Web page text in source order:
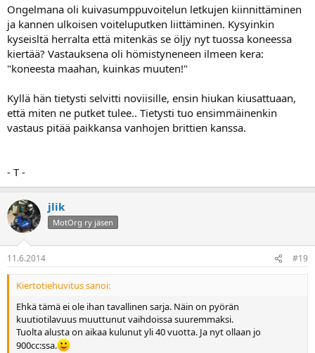
Ongelmana oli kuivasumppuvoitelun letkujen kiinnittäminen
ja kannen ulkoisen voiteluputken liittäminen. Kysyinkin
kyseisltä herralta että mitenkäs se öljy nyt tuossa koneessa
kiertää? Vastauksena oli hömistyneneen ilmeen kera:
"koneesta maahan, kuinkas muuten!"
Kyllä hän tietysti selvitti noviisille, ensin hiukan kiusattuaan,
että miten ne putket tulee.. Tietysti tuo ensimmäinenkin
vastaus pitää paikkansa vanhojen brittien kanssa.
- T -
jlik
MotOrg ry jäsen
11.6.2014 #19
Kiertotiehuvitus sanoi:
Ehkä tämä ei ole ihan tavallinen sarja. Näin on pyörän
kuutiotilavuus muuttunut vaihdoissa suuremmaksi.
Tuolta alusta on aikaa kulunut yli 40 vuotta. Ja nyt ollaan jo
900cc:ssa.